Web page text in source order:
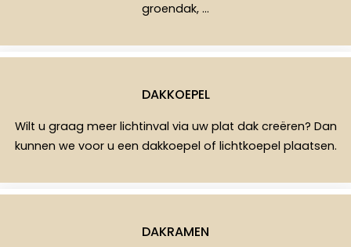
groendak, …
DAKKOEPEL
Wilt u graag meer lichtinval via uw plat dak creëren? Dan
kunnen we voor u een dakkoepel of lichtkoepel plaatsen.
DAKRAMEN